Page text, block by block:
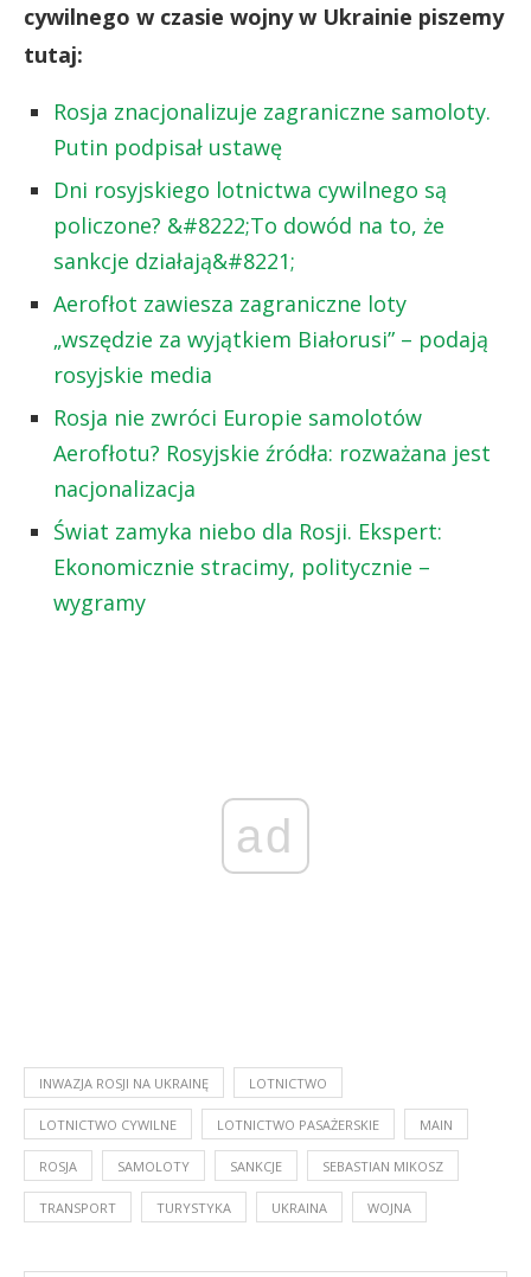
cywilnego w czasie wojny w Ukrainie piszemy
tutaj:
Rosja znacjonalizuje zagraniczne samoloty.
Putin podpisał ustawę
Dni rosyjskiego lotnictwa cywilnego są
policzone? &#8222;To dowód na to, że
sankcje działają&#8221;
Aerofłot zawiesza zagraniczne loty
„wszędzie za wyjątkiem Białorusi” – podają
rosyjskie media
Rosja nie zwróci Europie samolotów
Aerofłotu? Rosyjskie źródła: rozważana jest
nacjonalizacja
Świat zamyka niebo dla Rosji. Ekspert:
Ekonomicznie stracimy, politycznie –
wygramy
ad
INWAZJA ROSJI NA UKRAINĘ LOTNICTWO
LOTNICTWO CYWILNE LOTNICTWO PASAŻERSKIE MAIN
ROSJA SAMOLOTY SANKCJE SEBASTIAN MIKOSZ
TRANSPORT TURYSTYKA UKRAINA WOJNA